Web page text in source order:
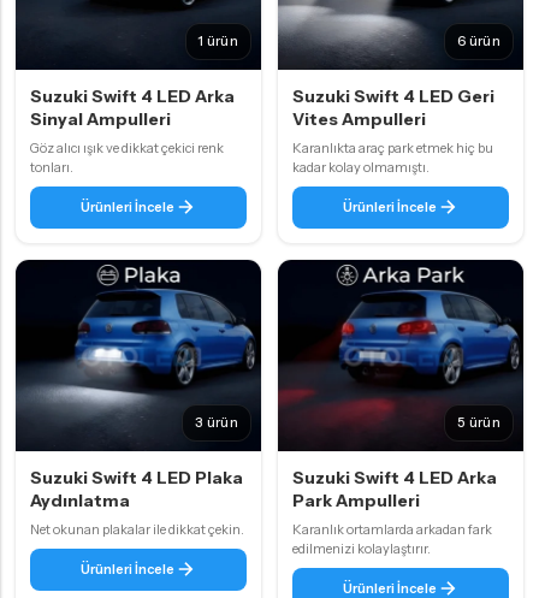
1 ürün
Suzuki Swift 4 LED Arka
Sinyal Ampulleri
Göz alıcı ışık ve dikkat çekici renk
tonları.
Ürünleri İncele
6 ürün
Suzuki Swift 4 LED Geri
Vites Ampulleri
Karanlıkta araç park etmek hiç bu
kadar kolay olmamıştı.
Ürünleri İncele
3 ürün
Suzuki Swift 4 LED Plaka
Aydınlatma
Net okunan plakalar ile dikkat çekin.
Ürünleri İncele
5 ürün
Suzuki Swift 4 LED Arka
Park Ampulleri
Karanlık ortamlarda arkadan fark
edilmenizi kolaylaştırır.
Ürünleri İncele